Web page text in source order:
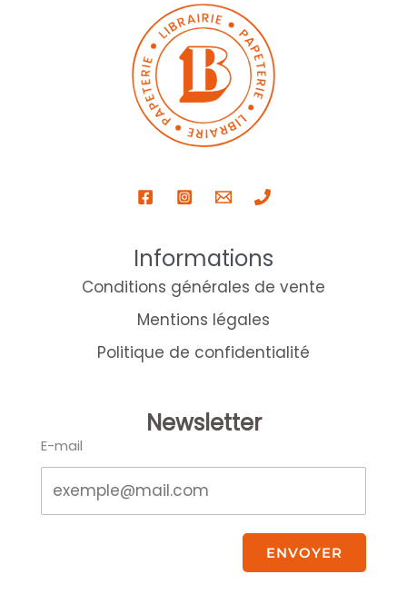
Informations
Conditions générales de vente
Mentions légales
Politique de confidentialité
Newsletter
E-mail
ENVOYER